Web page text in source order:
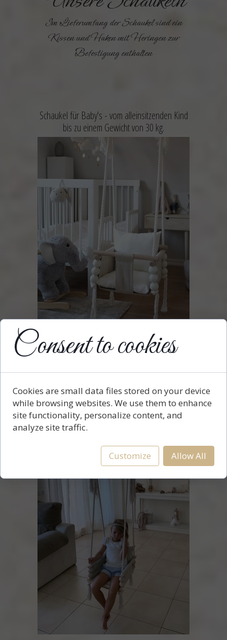
Schaukel kleine 3in1 -vom alleinsitzenden Kind
bis zum Gewicht von 50 kg.
Schaukel für Baby's -vom alleinsitzenden Kind
bis zu einem Gewicht von 30 kg.
Im Lieferumfang der Schaukel sind ein
Kissen und Haken mit Heringen zur
Befestigung enthalten
Consent to cookies
Cookies are small data files stored on your device
while browsing websites. We use them to enhance
site functionality, personalize content, and
analyze site traffic.
Customize Allow All